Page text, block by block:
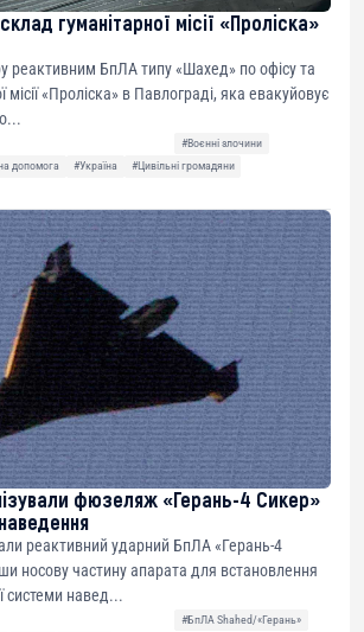
гуманітарної місії «Проліска»
реактивним БпЛА типу «Шахед» по офісу та
місії «Проліска» в Павлограді, яка евакуйовує
#Воєнні злочини
допомога #Україна
#Цивільні громадяни
фюзеляж «Герань-4 Сикер»
реактивний ударний БпЛА «Герань-4
носову частину апарата для встановлення
системи навед...
#БпЛА Shahed/«Герань»